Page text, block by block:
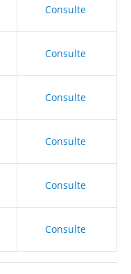
Consulte
Consulte
Consulte
Consulte
Consulte
Consulte